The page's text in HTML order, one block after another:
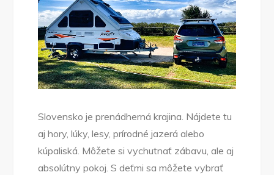
Slovensko je prenádherná krajina. Nájdete tu
aj hory, lúky, lesy, prírodné jazerá alebo
kúpaliská. Môžete si vychutnať zábavu, ale aj
absolútny pokoj. S deťmi sa môžete vybrať